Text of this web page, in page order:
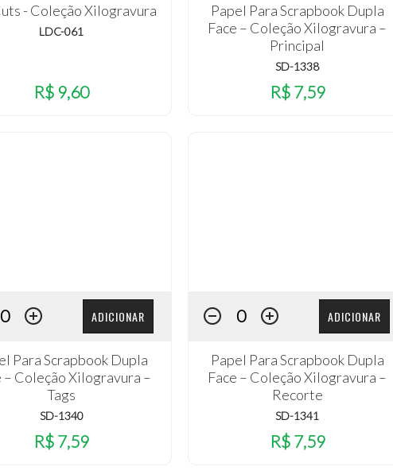
- Coleção Xilogravura
LDC-061
R$ 9,60
Papel Para Scrapbook Dupla
Face – Coleção Xilogravura –
Principal
SD-1338
R$ 7,59
ADICIONAR
Para Scrapbook Dupla
– Coleção Xilogravura –
Tags
SD-1340
R$ 7,59
ADICIONAR
Papel Para Scrapbook Dupla
Face – Coleção Xilogravura –
Recorte
SD-1341
R$ 7,59